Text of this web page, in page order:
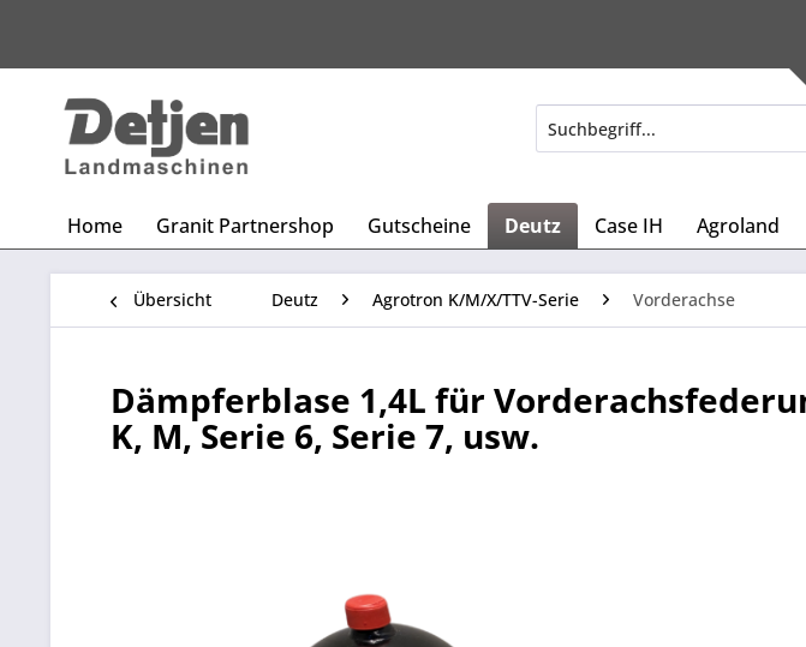
Home Granit Partnershop Gutscheine Deutz Case IH Agroland
Übersicht Deutz Agrotron K/M/X/TTV-Serie Vorderachse
Dämpferblase 1,4L für
K, M, Serie 6, Serie 7, usw.